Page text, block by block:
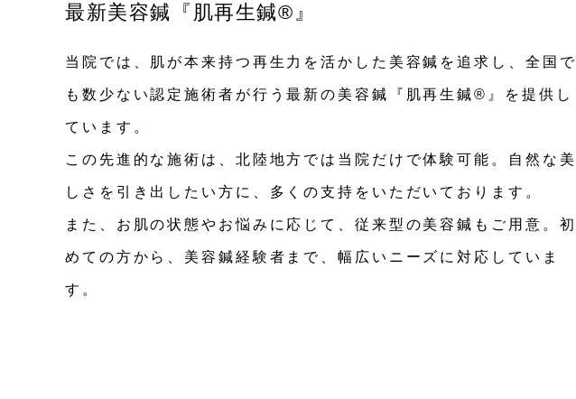
最新美容鍼『肌再生鍼®』
当院では、肌が本来持つ再生力を活かした美容鍼を追求し、全国で
も数少ない認定施術者が行う最新の美容鍼『肌再生鍼®』を提供し
ています。
この先進的な施術は、北陸地方では当院だけで体験可能。自然な美
しさを引き出したい方に、多くの支持をいただいております。
また、お肌の状態やお悩みに応じて、従来型の美容鍼もご用意。初
めての方から、美容鍼経験者まで、幅広いニーズに対応していま
す。